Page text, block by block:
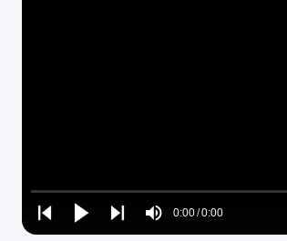
Play
Play
Play
Mute0:00/0:00
Loaded:
0%